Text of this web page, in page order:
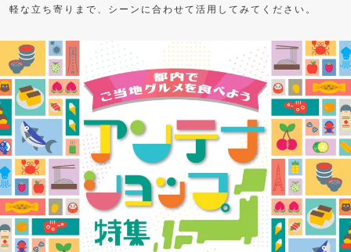
軽な立ち寄りまで、シーンに合わせて活用してみてください。